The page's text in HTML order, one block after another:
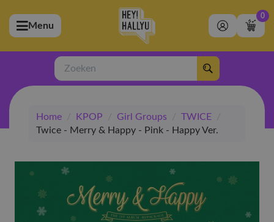
(Artiesten)
(Merchandise)
(Exclusive)
(Winkel)
Menu
0
Zoeken
Home / KPOP / Girl Groups / TWICE
/
Twice - Merry & Happy - Pink - Happy Ver.